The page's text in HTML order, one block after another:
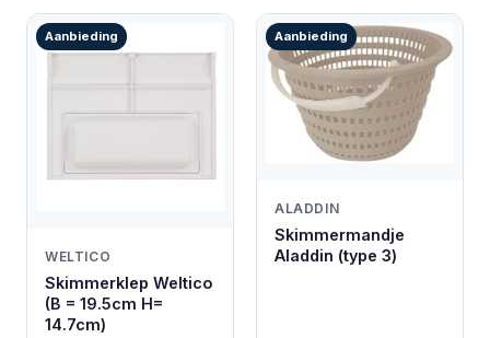
Aanbieding
WELTICO
Skimmerklep Weltico
(B = 19.5cm H=
14.7cm)
Aanbieding
ALADDIN
Skimmermandje
Aladdin (type 3)